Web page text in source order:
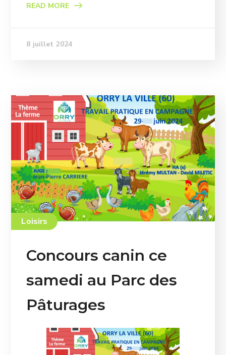
READ MORE
8 juillet 2024
Loisirs
Concours canin ce
samedi au Parc des
Pâturages